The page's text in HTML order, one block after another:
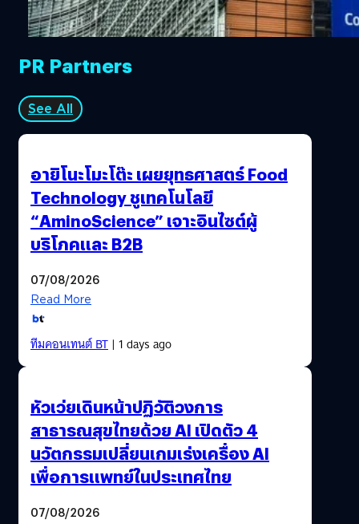
PR Partners
See All
อายิโนะโมะโต๊ะ เผยยุทธศาสตร์ Food
Technology ชูเทคโนโลยี
“AminoScience” เจาะอินไซต์ผู้
บริโภคและ B2B
07/08/2026
Read More
ทีมคอนเทนต์ BT| 1 days ago
หัวเว่ยเดินหน้าปฏิวัติวงการ
สาธารณสุขไทยด้วย AI เปิดตัว 4
นวัตกรรมเปลี่ยนเกมเร่งเครื่อง AI
เพื่อการแพทย์ในประเทศไทย
07/08/2026